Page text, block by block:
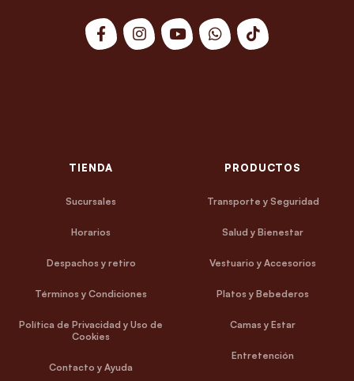
TIENDA
Sucursales
Horarios
Despachos y retiro
Términos y Condiciones
Política de Privacidad y Uso de
Cookies
Contacto y Ayuda
PRODUCTOS
Transporte y Seguridad
Salud y Bienestar
Vestuario y Accesorios
Platos y Bebederos
Camas y Estar
Entretención